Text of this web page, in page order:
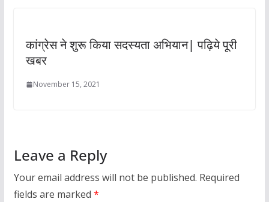
कांग्रेस ने शुरू किया सदस्यता अभियान| पढ़िये पूरी
खबर
November 15, 2021
Leave a Reply
Your email address will not be published. Required
fields are marked *